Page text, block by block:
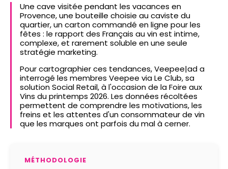
Une cave visitée pendant les vacances en
Provence, une bouteille choisie au caviste du
quartier, un carton commandé en ligne pour les
fêtes : le rapport des Français au vin est intime,
complexe, et rarement soluble en une seule
stratégie marketing.
Pour cartographier ces tendances, Veepee|ad a
interrogé les membres Veepee via Le Club, sa
solution Social Retail, à l'occasion de la Foire aux
Vins du printemps 2026. Les données récoltées
permettent de comprendre les motivations, les
freins et les attentes d'un consommateur de vin
que les marques ont parfois du mal à cerner.
MÉTHODOLOGIE